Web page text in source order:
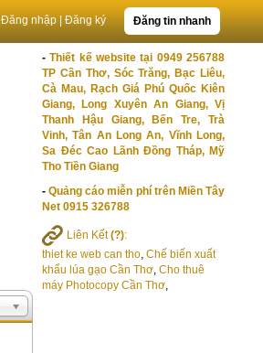
Đăng tin nhanh
Đăng nhập Đăng ký
-Thiết kế website tại 0949 256788
TP Cần Thơ, Sóc Trăng, Bạc Liêu,
Cà Mau, Rạch Giá Phú Quốc Kiên
Giang, Long Xuyên An Giang, Vị
Thanh Hậu Giang, Bến Tre, Trà
Vinh, Tân An Long An, Vĩnh Long,
Sa Đéc Cao Lãnh Đồng Tháp, Mỹ
Tho Tiền Giang
-Quảng cáo miễn phí trên Miền Tây
Net 0915 326788
Liên Kết(?):
thiet ke web can tho, Chế biến xuất
khẩu lúa gạo Cần Thơ, Cho thuê
máy Photocopy Cần Thơ,